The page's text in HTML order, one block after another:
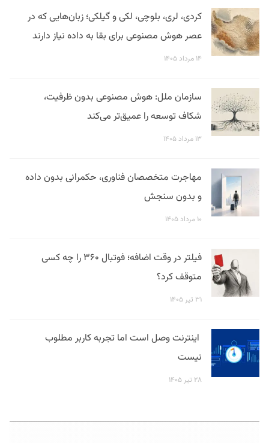
کردی، لری، بلوچی، لکی و گیلکی؛ زبان‌هایی که در
عصر هوش مصنوعی برای بقا به داده نیاز دارند
۱۴ مرداد ۱۴۰۵
سازمان ملل: هوش مصنوعی بدون ظرفیت،
شکاف توسعه را عمیق‌تر می‌کند
۱۳ مرداد ۱۴۰۵
مهاجرت متخصصان فناوری، حکمرانی بدون داده
و بدون سنجش
۱۰ مرداد ۱۴۰۵
فیلتر در وقت اضافه؛ فوتبال ۳۶۰ را چه کسی
متوقف کرد؟
۳۱ تیر ۱۴۰۵
اینترنت وصل است اما تجربه کاربر مطلوب
نیست
۲۸ تیر ۱۴۰۵